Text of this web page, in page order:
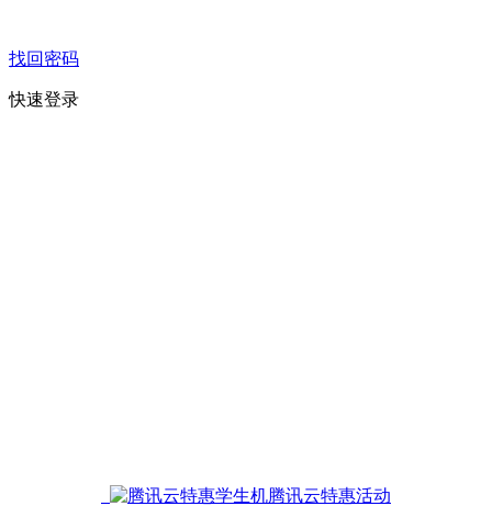
找回密码
快速登录
腾讯云特惠活动